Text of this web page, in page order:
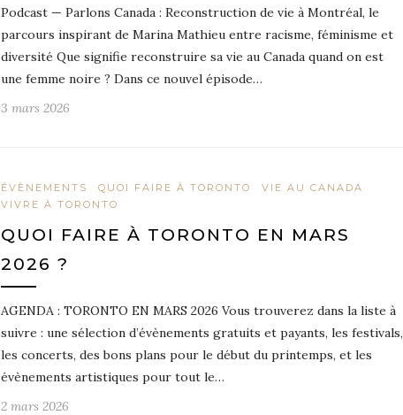
Podcast — Parlons Canada : Reconstruction de vie à Montréal, le
parcours inspirant de Marina Mathieu entre racisme, féminisme et
diversité Que signifie reconstruire sa vie au Canada quand on est
une femme noire ? Dans ce nouvel épisode…
3 mars 2026
ÉVÈNEMENTS QUOI FAIRE À TORONTO
VIE AU CANADA
VIVRE À TORONTO
QUOI FAIRE À TORONTO EN MARS
2026 ?
AGENDA : TORONTO EN MARS 2026 Vous trouverez dans la liste à
suivre : une sélection d’évènements gratuits et payants, les festivals,
les concerts, des bons plans pour le début du printemps, et les
évènements artistiques pour tout le…
2 mars 2026